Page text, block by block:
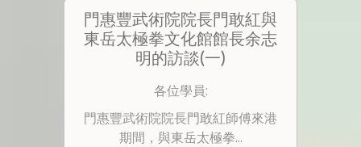
門惠豐武術院院長門敢紅與
東岳太極拳文化館館長余志
明的訪談(一)
各位學員:
門惠豐武術院院長門敢紅師傅來港
期間，與東岳太極拳...